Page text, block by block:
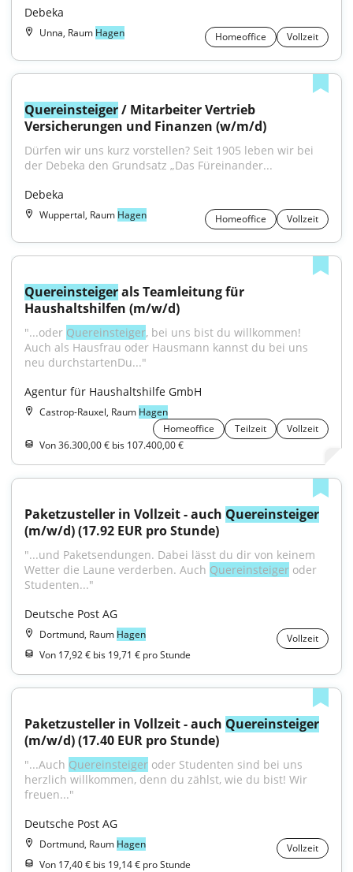
Debeka
Unna, Raum Hagen Homeoffice Vollzeit
Quereinsteiger / Mitarbeiter Vertrieb
Versicherungen und Finanzen (w/m/d)
Dürfen wir uns kurz vorstellen? Seit 1905 leben wir bei
der Debeka den Grundsatz „Das Füreinander...
Debeka
Wuppertal, Raum Hagen Homeoffice Vollzeit
Quereinsteiger als Teamleitung für
Haushaltshilfen (m/w/d)
"...oder Quereinsteiger, bei uns bist du willkommen!
Auch als Hausfrau oder Hausmann kannst du bei uns
neu durchstartenDu..."
Agentur für Haushaltshilfe GmbH
Castrop-Rauxel, Raum Hagen
Homeoffice
Teilzeit
Vollzeit
Von 36.300,00 € bis 107.400,00 €
Paketzusteller in Vollzeit - auch Quereinsteiger
(m/w/d) (17.92 EUR pro Stunde)
"...und Paketsendungen. Dabei lässt du dir von keinem
Wetter die Laune verderben. Auch Quereinsteiger oder
Studenten..."
Deutsche Post AG
Dortmund, Raum Hagen
Vollzeit
Von 17,92 € bis 19,71 € pro Stunde
Paketzusteller in Vollzeit - auch Quereinsteiger
(m/w/d) (17.40 EUR pro Stunde)
"...Auch Quereinsteiger oder Studenten sind bei uns
herzlich willkommen, denn du zählst, wie du bist! Wir
freuen..."
Deutsche Post AG
Dortmund, Raum Hagen
Vollzeit
Von 17,40 € bis 19,14 € pro Stunde